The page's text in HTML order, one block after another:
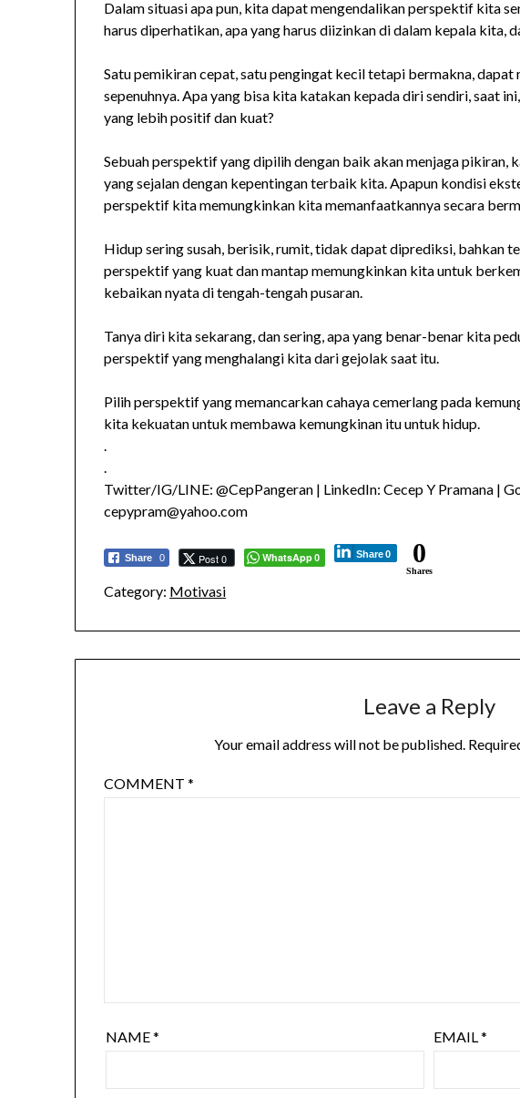
Dalam situasi apa pun, kita dapat mengendalikan perspektif kita
harus diperhatikan, apa yang harus diizinkan di dalam kepala kita,
Satu pemikiran cepat, satu pengingat kecil tetapi bermakna,
sepenuhnya. Apa yang bisa kita katakan kepada diri sendiri, saat
yang lebih positif dan kuat?
Sebuah perspektif yang dipilih dengan baik akan menjaga pikiran,
yang sejalan dengan kepentingan terbaik kita. Apapun kondisi
perspektif kita memungkinkan kita memanfaatkannya secara
Hidup sering susah, berisik, rumit, tidak dapat diprediksi, bahkan
perspektif yang kuat dan mantap memungkinkan kita untuk
kebaikan nyata di tengah-tengah pusaran.
Tanya diri kita sekarang, dan sering, apa yang benar-benar kita
perspektif yang menghalangi kita dari gejolak saat itu.
Pilih perspektif yang memancarkan cahaya cemerlang pada
kita kekuatan untuk membawa kemungkinan itu untuk hidup.
.
.
Twitter/IG/LINE: @CepPangeran | LinkedIn: Cecep Y Pramana |
cepypram@yahoo.com
Share 0 Post 0 WhatsApp0 Share0 0
Shares
Category: Motivasi
Leave a Reply
Your email address will not be published.
COMMENT*
NAME* EMAIL*